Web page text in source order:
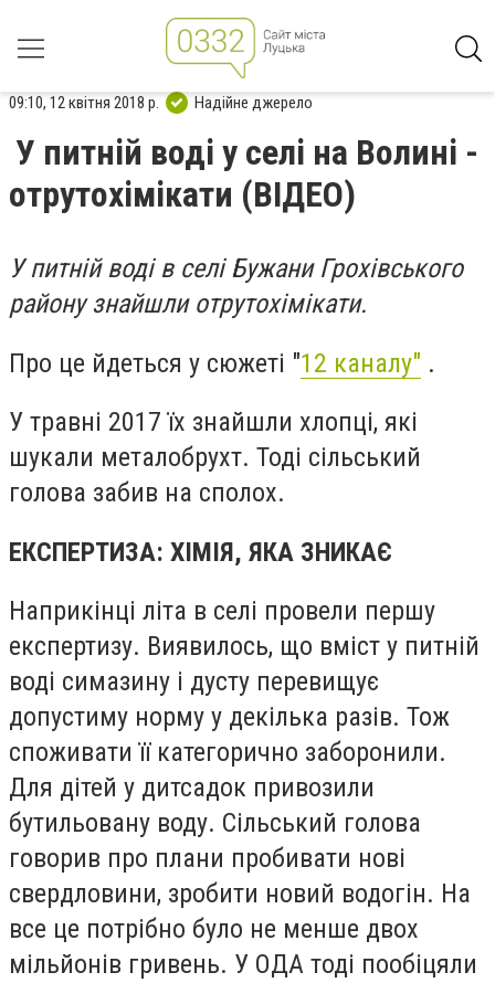
09:10, 12 квітня 2018 р. Надійне джерело
У питній воді у селі на Волині -
отрутохімікати (ВІДЕО)
У питній воді в селі Бужани Грохівського
району знайшли отрутохімікати.
Про це йдеться у сюжеті "12 каналу" .
У травні 2017 їх знайшли хлопці, які
шукали металобрухт. Тоді сільський
голова забив на сполох.
ЕКСПЕРТИЗА: ХІМІЯ, ЯКА ЗНИКАЄ
Наприкінці літа в селі провели першу
експертизу. Виявилось, що вміст у питній
воді симазину і дусту перевищує
допустиму норму у декілька разів. Тож
споживати її категорично заборонили.
Для дітей у дитсадок привозили
бутильовану воду. Сільський голова
говорив про плани пробивати нові
свердловини, зробити новий водогін. На
все це потрібно було не менше двох
мільйонів гривень. У ОДА тоді пообіцяли